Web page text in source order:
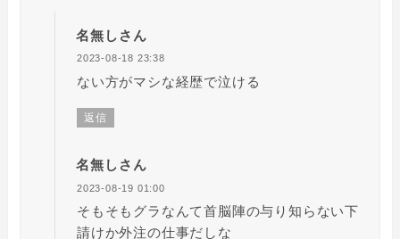
名無しさん
2023-08-18 23:38
ない方がマシな経歴で泣ける
返信
名無しさん
2023-08-19 01:00
そもそもグラなんて首脳陣の与り知らない下
請けか外注の仕事だしな